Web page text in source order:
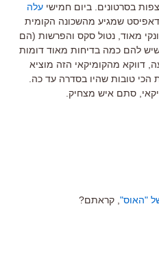
בסרטונים. ביום חמישי עלה
שמגיע מהשכונה הקומית
מאוד, נטול סקס והפרשות (הם
להם כמה בדיחות מאוד דומות
דווקא מהקומיקאי הזה מוציא
הכי טובות שהיו בסדרה עד כה.
סתם איש מצחיק.
של "האוס" , קראתם?